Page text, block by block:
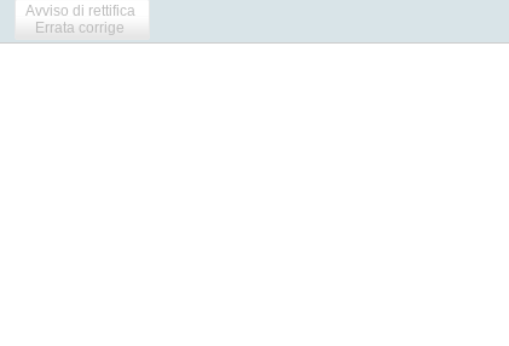
Avviso di rettifica
Errata corrige